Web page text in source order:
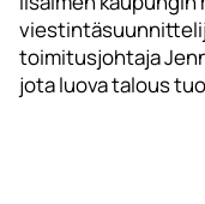
toimitusjohtaja
jota luova talous